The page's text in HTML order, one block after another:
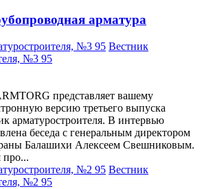
арматура
Вестник
№3 95
представляет вашему
версию третьего выпуска
арматуростроителя. В интервью
беседа с генеральным директором
Балашихи Алексеем Свешниковым.
про...
Вестник
№2 95